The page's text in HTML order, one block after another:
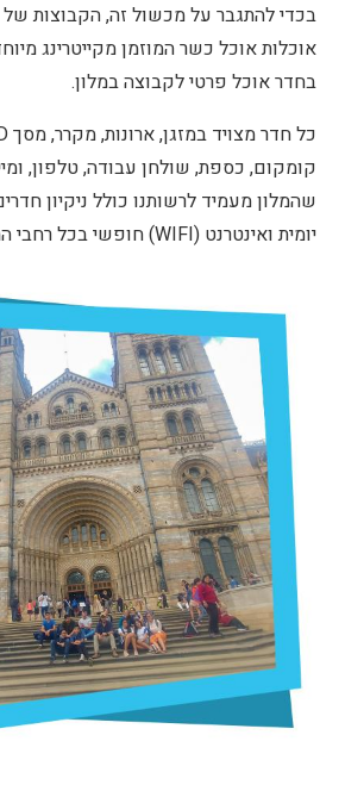
בכדי להתגבר על מכשול זה, הקבוצות
אוכלות אוכל כשר המוזמן מקייטרינג
בחדר אוכל פרטי לקבוצה במלון.
קומקום, כספת, שולחן עבודה, טלפון,
שהמלון מעמיד לרשותנו כולל ניקיון
יומית ואינטרנט (WIFI) חופשי בכל רחבי המלון.